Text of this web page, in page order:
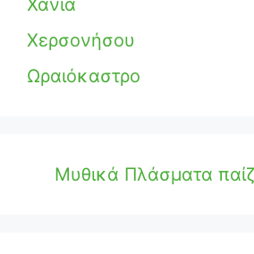
Χανιά
Χερσονήσου
Ωραιόκαστρο
Μυθικά Πλάσματα